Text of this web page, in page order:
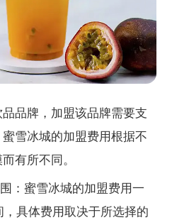
品牌，加盟该品牌需要支
雪冰城的加盟费用根据不
有所不同。
：蜜雪冰城的加盟费用一
具体费用取决于所选择的